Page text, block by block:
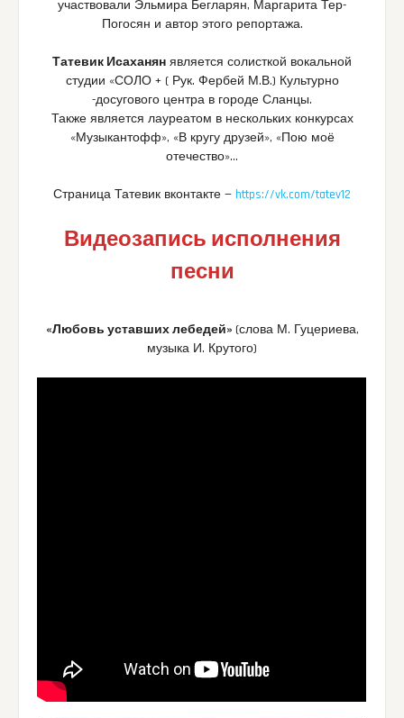
участвовали Эльмира Бегларян, Маргарита Тер-
Погосян и автор этого репортажа.
Татевик Исаханян является солисткой вокальной
студии «СОЛО + ( Рук. Фербей М.В.) Культурно
-досугового центра в городе Сланцы.
Также является лауреатом в нескольких конкурсах
«Музыкантофф», «В кругу друзей», «Пою моё
отечество»…
Страница Татевик вконтакте — https://vk.com/tatev12
Видеозапись исполнения
песни
«Любовь уставших лебедей» (слова М. Гуцериева,
музыка И. Крутого)